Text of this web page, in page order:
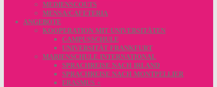
MEDIENSCOUTS
MENSA/CAFETERIA
ANGEBOTE
KOOPERATION MIT UNIVERSITÄTEN
CAMPUSSCHULE
UNIVERSITÄT FRANKFURT
MARIENSCHULE INTERNATIONAL
SPRACHREISE NACH IRLAND
SPRACHREISE NACH MONTPELLIER
ERASMUS +